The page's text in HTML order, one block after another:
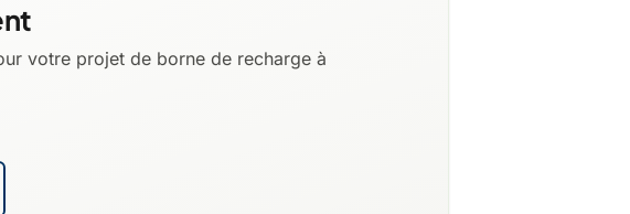
votre projet de borne de recharge à